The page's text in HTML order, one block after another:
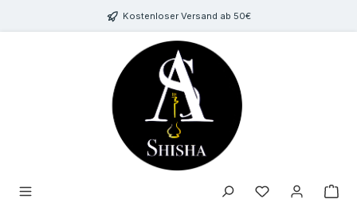
Zum Hauptinhalt springenKostenloser Versand ab 50€
Du hast 0